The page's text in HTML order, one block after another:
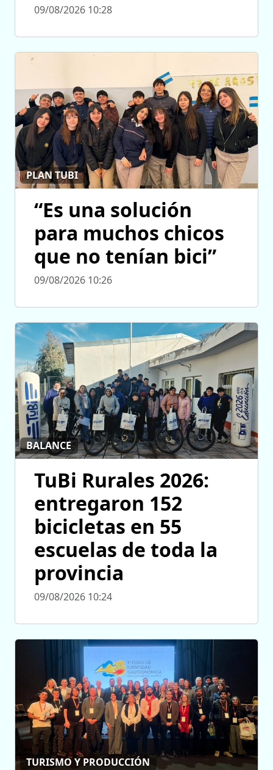
09/08/2026 10:28
PLAN TUBI
“Es una solución
para muchos chicos
que no tenían bici”
09/08/2026 10:26
BALANCE
TuBi Rurales 2026:
entregaron 152
bicicletas en 55
escuelas de toda la
provincia
09/08/2026 10:24
TURISMO Y PRODUCCIÓN